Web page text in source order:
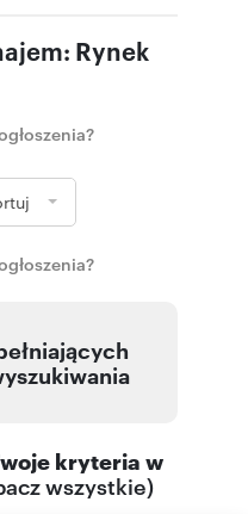
Rynek
kryteria w
wszystkie)